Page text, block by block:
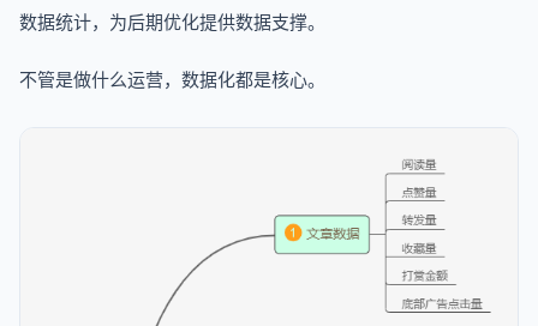
数据统计，为后期优化提供数据支撑。
不管是做什么运营，数据化都是核心。